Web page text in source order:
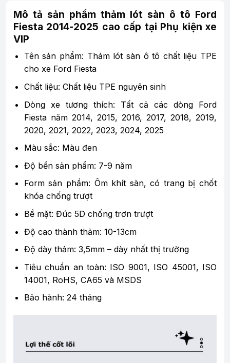
Mô tả sản phẩm thảm lót sàn ô tô Ford
Fiesta 2014-2025 cao cấp tại Phụ kiện xe
VIP
Tên sản phẩm: Thảm lót sàn ô tô chất liệu TPE
cho xe Ford Fiesta
Chất liệu: Chất liệu TPE nguyên sinh
Dòng xe tương thích: Tất cả các dòng Ford
Fiesta năm 2014, 2015, 2016, 2017, 2018, 2019,
2020, 2021, 2022, 2023, 2024, 2025
Màu sắc: Màu đen
Độ bền sản phẩm: 7-9 năm
Form sản phẩm: Ôm khít sàn, có trang bị chốt
khóa chống trượt
Bề mặt: Đúc 5D chống trơn trượt
Độ cao thành thảm: 10-13cm
Độ dày thảm: 3,5mm – dày nhất thị trường
Tiêu chuẩn an toàn: ISO 9001, ISO 45001, ISO
14001, RoHS, CA65 và MSDS
Bảo hành: 24 tháng